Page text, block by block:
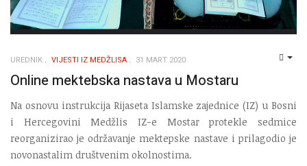
UREDNIK VIJESTI IZ MEDŽLISA 31 MART 2020
Online mektebska nastava u Mostaru
Na osnovu instrukcija Rijaseta Islamske zajednice (IZ) u Bosni
i Hercegovini Medžlis IZ-e Mostar protekle sedmice
reorganizirao je održavanje mektepske nastave i prilagodio je
novonastalim društvenim okolnostima.